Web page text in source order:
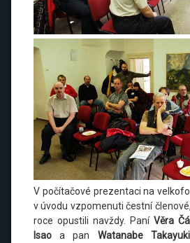
V počítačové prezentaci na
v úvodu vzpomenuti čestní
roce opustili navždy. Paní Věra
Isao a pan Watanabe Takayuki